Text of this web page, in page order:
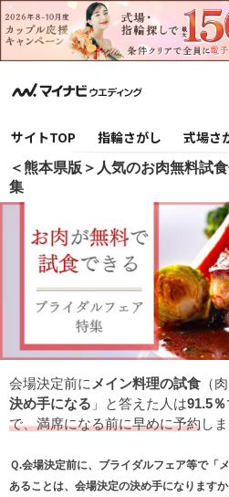
サイトTOP 指輪さがし 式場さ
＜熊本県版＞人気のお肉無料試
集
会場決定前に メイン料理の試食 （
決め手になる 」と答えた人は91.5％
で、満席になる前に早めに予約し
Ｑ.会場決定前に、ブライダルフェア等で「
あることは、会場決定の決め手になりますか